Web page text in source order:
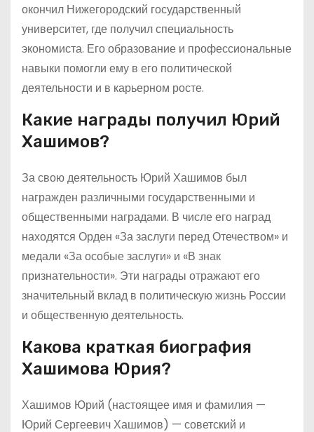
окончил Нижегородский государственный
университет, где получил специальность
экономиста. Его образование и профессиональные
навыки помогли ему в его политической
деятельности и в карьерном росте.
Какие награды получил Юрий
Хашимов?
За свою деятельность Юрий Хашимов был
награжден различными государственными и
общественными наградами. В числе его наград
находятся Орден «За заслуги перед Отечеством» и
медали «За особые заслуги» и «В знак
признательности». Эти награды отражают его
значительный вклад в политическую жизнь России
и общественную деятельность.
Какова краткая биография
Хашимова Юрия?
Хашимов Юрий (настоящее имя и фамилия —
Юрий Сергеевич Хашимов) — советский и